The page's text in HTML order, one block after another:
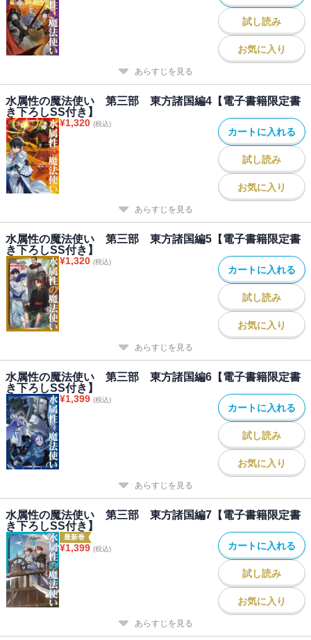
試し読み
お気に入り
あらすじを見る
水属性の魔法使い 第三部 東方諸国編4【電子書籍限定書
き下ろしSS付き】
¥1,320 (税込)
カートに入れる
試し読み
お気に入り
あらすじを見る
水属性の魔法使い 第三部 東方諸国編5【電子書籍限定書
き下ろしSS付き】
¥1,320 (税込)
カートに入れる
試し読み
お気に入り
あらすじを見る
水属性の魔法使い 第三部 東方諸国編6【電子書籍限定書
き下ろしSS付き】
¥1,399 (税込)
カートに入れる
試し読み
お気に入り
あらすじを見る
水属性の魔法使い 第三部 東方諸国編7【電子書籍限定書
き下ろしSS付き】
最新巻
¥1,399 (税込) カートに入れる
試し読み
お気に入り
あらすじを見る